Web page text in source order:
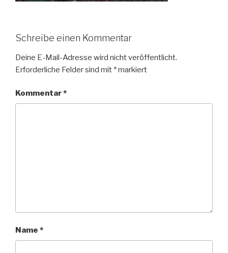
Schreibe einen Kommentar
Deine E-Mail-Adresse wird nicht veröffentlicht.
Erforderliche Felder sind mit *markiert
Kommentar*
Name *